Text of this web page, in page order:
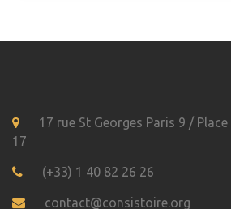
17 rue St Georges Paris 9 /
17
(+33) 1 40 82 26 26
contact@consistoire.org